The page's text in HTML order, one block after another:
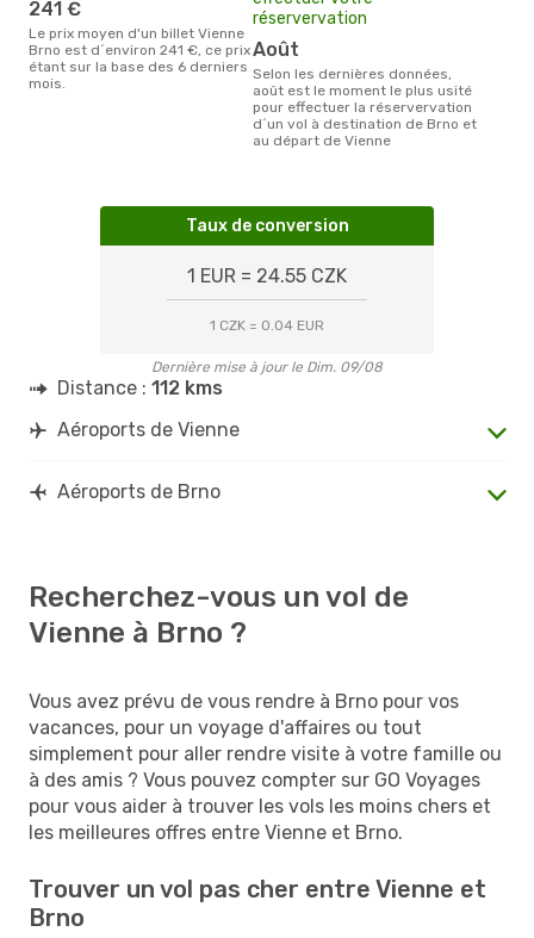
241 €
Le prix moyen d'un billet Vienne
Brno est d´environ 241 €, ce prix
étant sur la base des 6 derniers
mois.
réservervation
août
Selon les dernières données,
août est le moment le plus usité
pour effectuer la réservervation
d´un vol à destination de Brno et
au départ de Vienne
Taux de conversion
1 EUR = 24.55 CZK
1 CZK = 0.04 EUR
Dernière mise à jour le Dim. 09/08
Distance : 112 kms
Aéroports de Vienne
Aéroports de Brno
Recherchez-vous un vol de
Vienne à Brno ?
Vous avez prévu de vous rendre à Brno pour vos
vacances, pour un voyage d'affaires ou tout
simplement pour aller rendre visite à votre famille ou
à des amis ? Vous pouvez compter sur GO Voyages
pour vous aider à trouver les vols les moins chers et
les meilleures offres entre Vienne et Brno.
Trouver un vol pas cher entre Vienne et
Brno